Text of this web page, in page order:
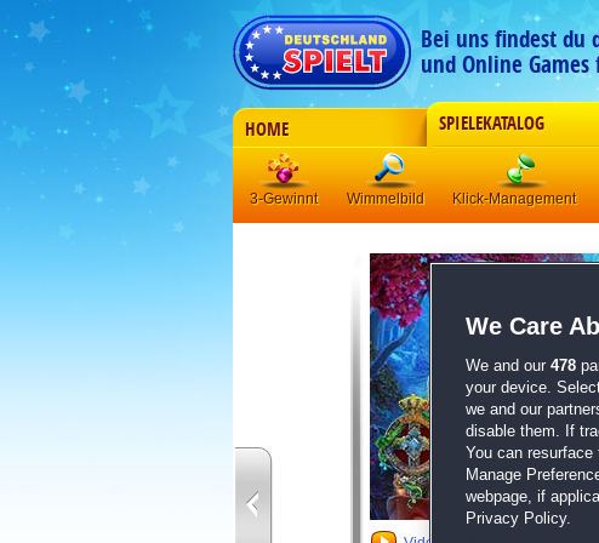
Bei uns findest du
und Online Games
HOME SPIELEKATALOG
3-Gewinnt Wimmelbild Klick-Management
We Care
We and our 478
your device.
we and our
disable them. If
You can
Manage
webpage, if
Privacy Policy.